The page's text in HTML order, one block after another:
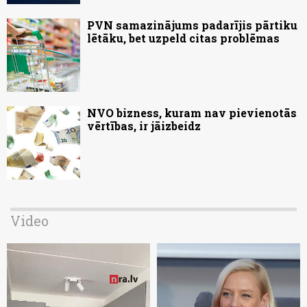
PVN samazinājums padarījis pārtiku
lētāku, bet uzpeld citas problēmas
NVO bizness, kuram nav pievienotās
vērtības, ir jāizbeidz
Video